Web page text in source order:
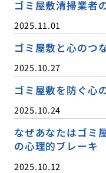
ゴミ屋敷清掃業者
2025.11.01
ゴミ屋敷と心のつ
2025.10.27
ゴミ屋敷を防ぐ心
2025.10.24
なぜあなたはゴミ
の心理的ブレーキ
2025.10.12